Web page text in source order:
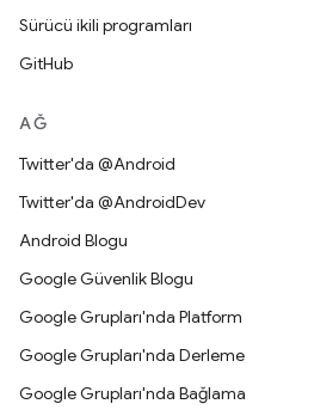
Sürücü ikili programları
GitHub
AĞ
Twitter'da @Android
Twitter'da @AndroidDev
Android Blogu
Google Güvenlik Blogu
Google Grupları'nda Platform
Google Grupları'nda Derleme
Google Grupları'nda Bağlama